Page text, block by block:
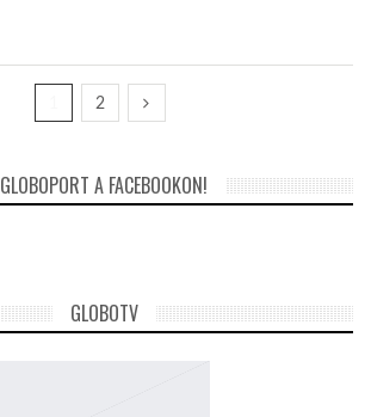
2
GLOBOPORT A FACEBOOKON!
GLOBOTV